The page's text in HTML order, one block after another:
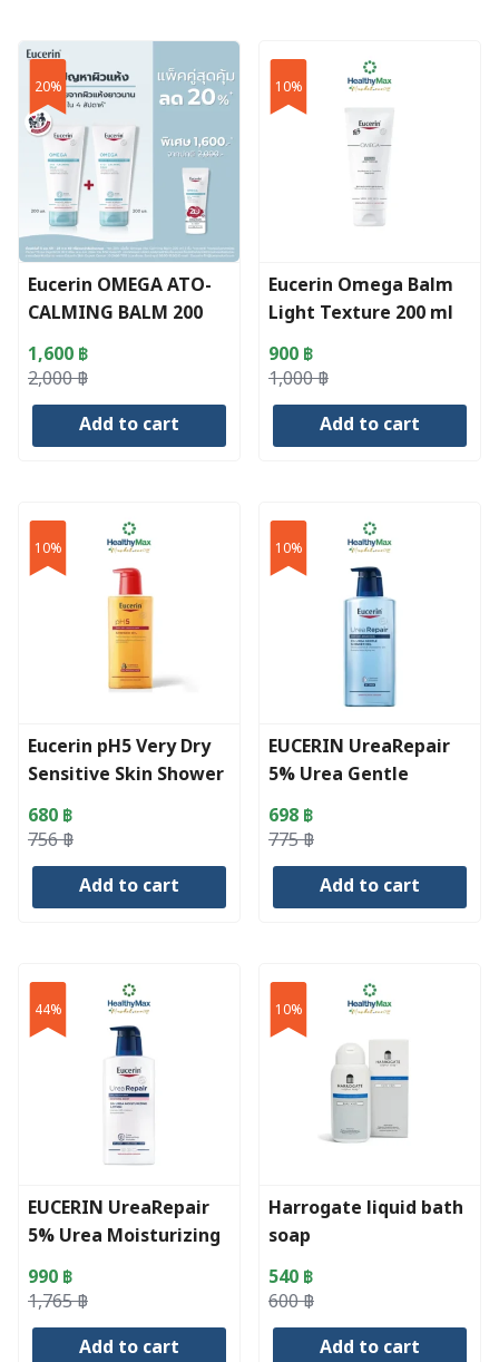
20%
Eucerin OMEGA ATO-
CALMING BALM 200
ML x2 [SAVE 20%]
2,000฿
Original
price
1,600 ฿
Current
price
Add to cart
10%
Eucerin Omega Balm
Light Texture 200 ml
1,000฿
Original
price
900 ฿
Current
price
Add to cart
10%
Eucerin pH5 Very Dry
Sensitive Skin Shower
Oil 400ml.
756฿
Original
price
680 ฿
Current
price
Add to cart
10%
EUCERIN UreaRepair
5% Urea Gentle
Shower Gel (400 ml)
775฿
Original
price
698 ฿
Current
price
Add to cart
44%
EUCERIN UreaRepair
5% Urea Moisturizing
Lotion (400 ml) FREE
UreaRepair 5% Urea
(400 ml)
1,765฿
Original
price
990 ฿
Current
price
Add to cart
10%
Harrogate liquid bath
soap
600฿
Original
price
540 ฿
Current
price
Add to cart